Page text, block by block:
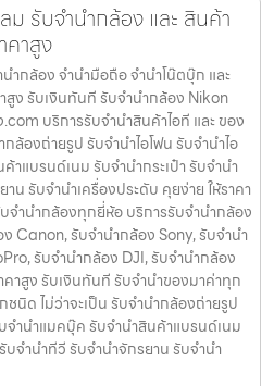
รับจํานํากล้อง และ สินค้า
คาสูง
ากล้อง จำนำมือถือ จำนำโน๊ตบุ๊ก และ
สูง รับเงินทันที รับจำนำกล้อง Nikon
บริการรับจํานําสินค้าไอที และ ของ
ล้องถ่ายรูป รับจํานําไอโฟน รับจํานําไอ
แบรนด์เนม รับจํานํากระเป๋า รับจํานํา
น รับจํานําเครื่องประดับ คุยง่าย ให้ราคา
จำนำกล้องทุกยี่ห้อ บริการรับจำนำกล้อง
Canon, รับจำนำกล้อง Sony, รับจำนำ
รับจำนำกล้อง DJI, รับจำนำกล้อง
าสูง รับเงินทันที รับจำนำของมาค่าทุก
นิด ไม่ว่าจะเป็น รับจํานํากล้องถ่ายรูป
จํานําแมคบุ๊ค รับจํานําสินค้าแบรนด์เนม
บจํานําทีวี รับจํานําจักรยาน รับจํานํา